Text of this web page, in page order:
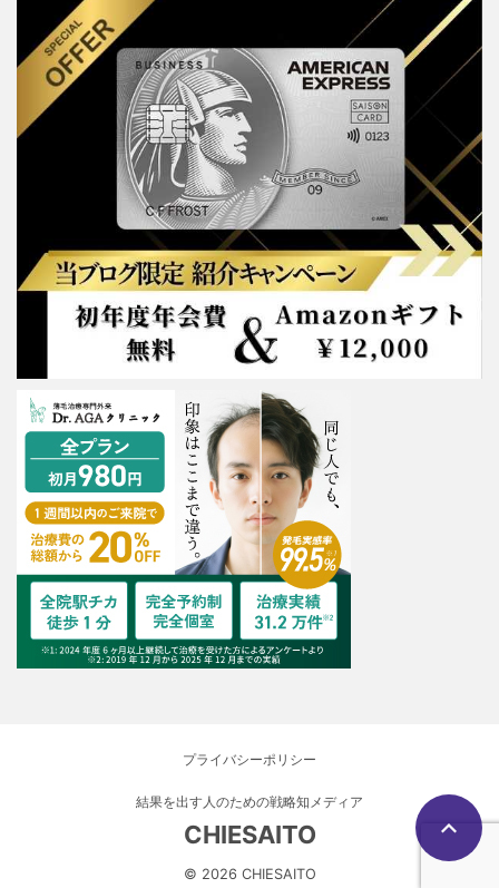
プライバシーポリシー
結果を出す人のための戦略知メディア
CHIESAITO
© 2026 CHIESAITO